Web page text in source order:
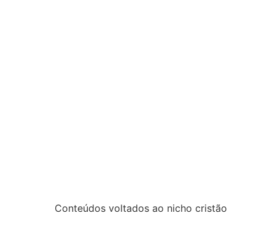
Conteúdos voltados ao nicho cristão